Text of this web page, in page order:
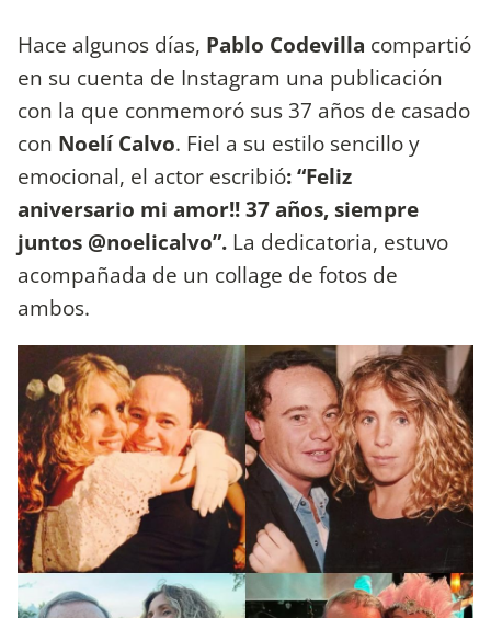
Hace algunos días, Pablo Codevilla compartió
en su cuenta de Instagram una publicación
con la que conmemoró sus 37 años de casado
con Noelí Calvo. Fiel a su estilo sencillo y
emocional, el actor escribió: “Feliz
aniversario mi amor!! 37 años, siempre
juntos @noelicalvo”. La dedicatoria, estuvo
acompañada de un collage de fotos de
ambos.